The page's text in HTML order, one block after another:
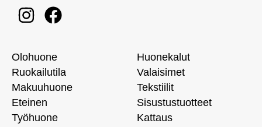
Olohuone
Ruokailutila
Makuuhuone
Eteinen
Työhuone
Huonekalut
Valaisimet
Tekstiilit
Sisustustuotteet
Kattaus